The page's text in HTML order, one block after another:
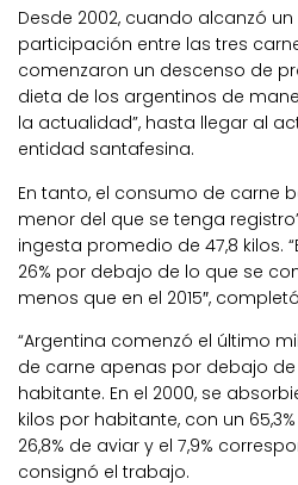
Desde 2002, cuando alcanzó un
participación entre las tres
comenzaron un descenso de
dieta de los argentinos de
la actualidad”, hasta llegar al
entidad santafesina.
En tanto, el consumo de carne
menor del que se tenga
ingesta promedio de 47,8 kilos.
26% por debajo de lo que se
menos que en el 2015″,
“Argentina comenzó el último
de carne apenas por debajo de
habitante. En el 2000, se
kilos por habitante, con un
26,8% de aviar y el 7,9%
consignó el trabajo.